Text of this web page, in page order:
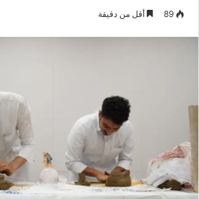
89 أقل من دقيقة